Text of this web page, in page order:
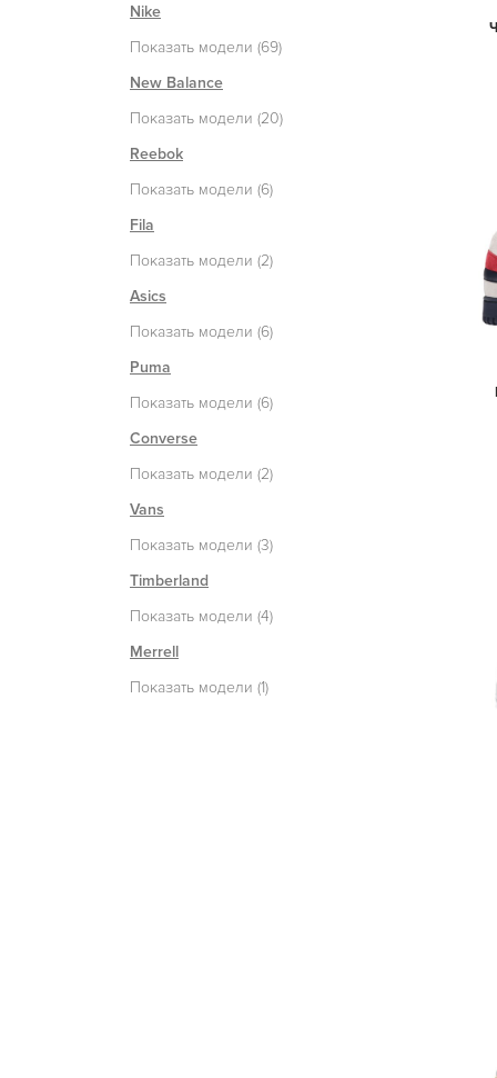
Nike
Показать модели (69)
New Balance
Показать модели (20)
Reebok
Показать модели (6)
Fila
Показать модели (2)
Asics
Показать модели (6)
Puma
Показать модели (6)
Converse
Показать модели (2)
Vans
Показать модели (3)
Timberland
Показать модели (4)
Merrell
Показать модели (1)